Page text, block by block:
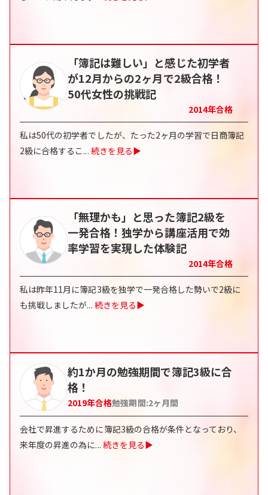
「簿記は難しい」と感じた初学者
が12月からの2ヶ月で2級合格！
50代女性の挑戦記
2014年合格
私は50代の初学者でしたが、たった2ヶ月の学習で日商簿記
2級に合格するこ... 続きを見る▶
「無理かも」と思った簿記2級を
一発合格！独学から講座活用で効
率学習を実現した体験記
2014年合格
私は昨年11月に簿記3級を独学で一発合格した勢いで2級に
も挑戦しましたが... 続きを見る▶
約1か月の勉強期間で簿記3級に合
格！
2019年合格勉強期間:2ヶ月間
会社で昇進するために簿記3級の合格が条件となっており、
来年度の昇進の為に... 続きを見る▶